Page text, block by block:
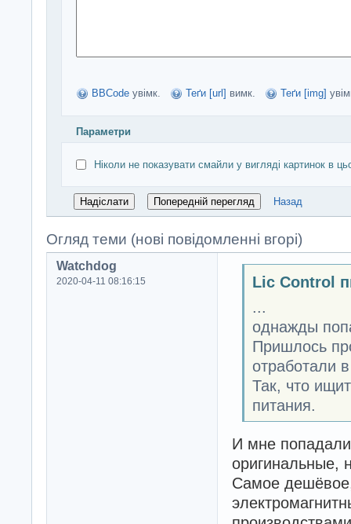
BBCode увімк. Теґи [url] вимк. Теґи [img]
Параметри
Ніколи не показувати смайли у вигляді картинок в
Назад
Огляд теми (нові повідомленні вгорі)
Watchdog
2020-04-11 08:16:15
Lic Control
...
однажды
Пришлось
отработали
Так, что
питания.
И мне
оригинальные,
Самое